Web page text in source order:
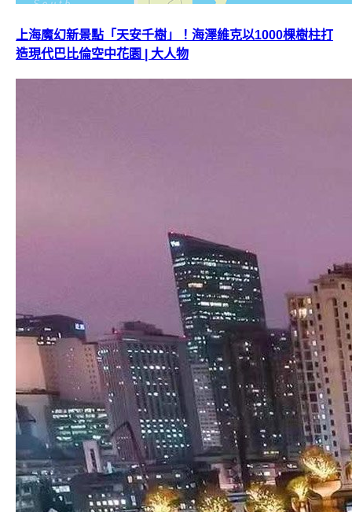
上海魔幻新景點「天安千樹」！海澤維克以1000棵樹柱打
造現代巴比倫空中花園 | 大人物